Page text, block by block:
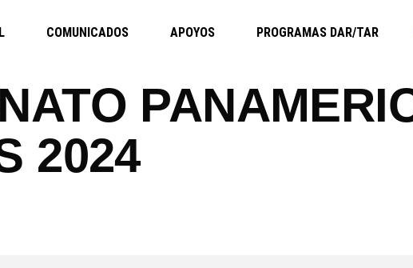
COMUNICADOS APOYOS PROGRAMAS DAR/TAR
2024